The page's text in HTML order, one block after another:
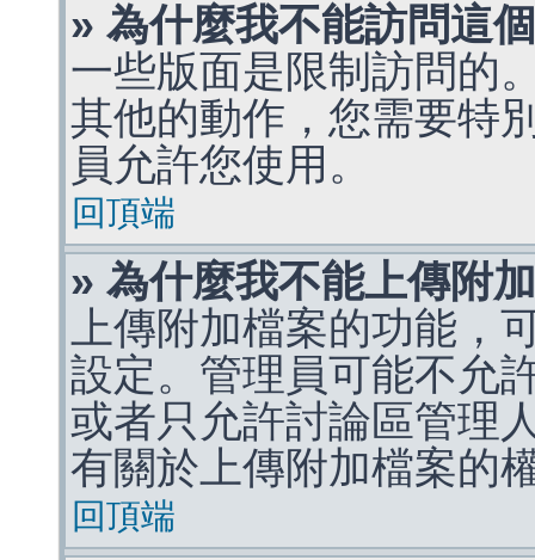
» 為什麼我不能訪問這
一些版面是限制訪問的
其他的動作，您需要特
員允許您使用。
回頂端
» 為什麼我不能上傳附
上傳附加檔案的功能，
設定。管理員可能不允
或者只允許討論區管理
有關於上傳附加檔案的
回頂端